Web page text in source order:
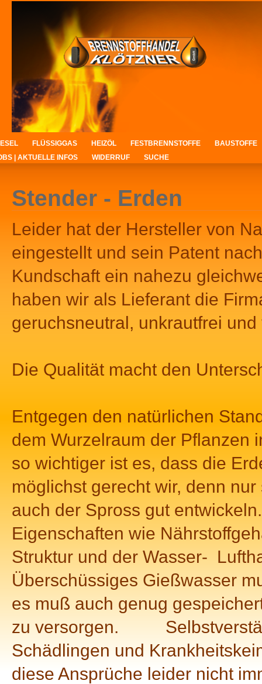
FLÜSSIGGAS HEIZÖL FESTBRENNSTOFFE
BAUSTOFFE
| AKTUELLE INFOS
WIDERRUF SUCHE
Stender - Erden
Leider hat der Hersteller von
eingestellt und sein Patent
Kundschaft ein nahezu
haben wir als Lieferant die
geruchsneutral, unkrautfrei
Die Qualität macht den
Entgegen den natürlichen
dem Wurzelraum der Pflanzen
so wichtiger ist es, dass die
möglichst gerecht wir, denn
auch der Spross gut
Eigenschaften wie
Struktur und der Wasser-
Überschüssiges Gießwasser
es muß auch genug
zu versorgen.
Schädlingen und
diese Ansprüche leider nicht